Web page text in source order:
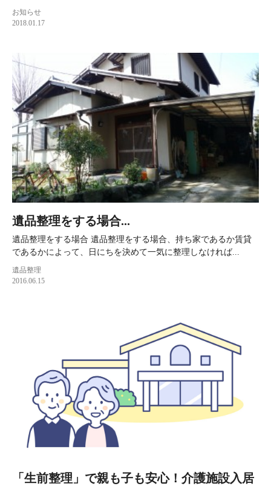
お知らせ
2018.01.17
遺品整理をする場合...
遺品整理をする場合 遺品整理をする場合、持ち家であるか賃貸
であるかによって、日にちを決めて一気に整理しなければ...
遺品整理
2016.06.15
「生前整理」で親も子も安心！介護施設入居